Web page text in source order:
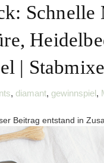
|
, diamant, gewinnspiel,
Beitrag entstand in